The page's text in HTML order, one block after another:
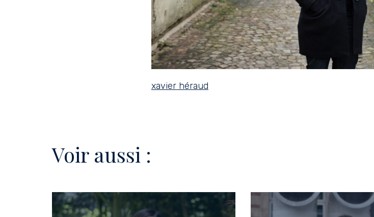
xavier héraud
Voir aussi :